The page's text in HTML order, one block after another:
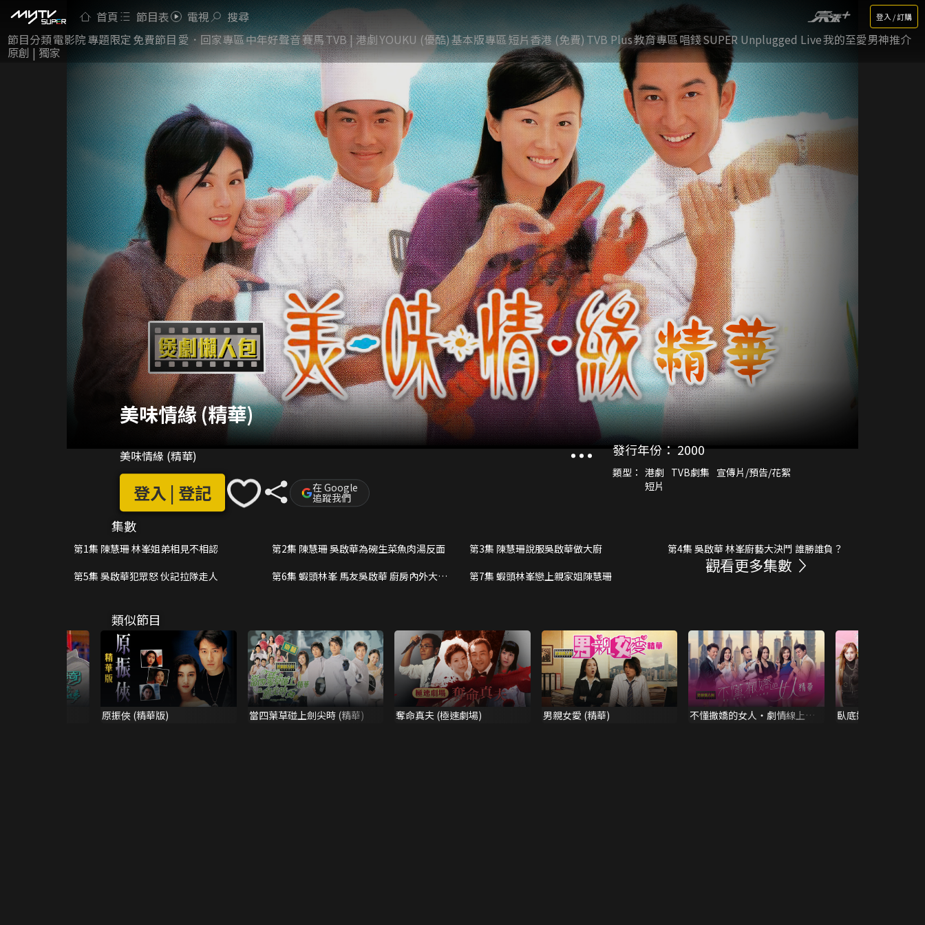
首頁 節目表 電視 搜尋 登入 / 訂購
節目分類電影院專題限定免費節目愛．回家專區中年好聲音賽馬TVB | 港劇YOUKU (優酷)基本版專區短片香港 (免費)TVB Plus教育專區唱錢SUPER Unplugged Live我的至愛男神推介
原創 | 獨家
美味情緣 (精華)
美味情緣 (精華)
登入 | 登記 在 Google
追蹤我們
發行年份：2000
類型： 港劇 TVB劇集 宣傳片/預告/花絮
短片
集數
第1集 陳慧珊 林峯姐弟相見不相認 第2集 陳慧珊 吳啟華為碗生菜魚肉湯反面 第3集 陳慧珊說服吳啟華做大廚
第4集 吳啟華 林峯廚藝大決鬥 誰勝誰負？
第5集 吳啟華犯眾怒 伙記拉隊走人
第6集 蝦頭林峯 馬友吳啟華 廚房內外大亂
第7集 蝦頭林峯戀上親家姐陳慧珊
觀看更多集數
類似節目
原振俠 (精華版) 當四葉草碰上劍尖時 (精華) 奪命真夫 (極速劇場) 男親女愛 (精華)
不懂撒嬌的女人・劇情線上看 |
臥底嬌娃 · 劇集精